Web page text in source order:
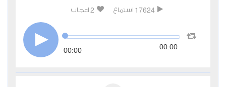
17624 استماع 2 اعجاب
00:00 00:00